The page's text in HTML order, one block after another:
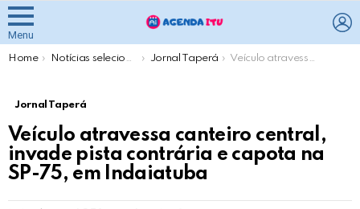
Menu
You are here:
Home Notícias selecionadas pela Agenda Itu Jornal Taperá Veículo atravessa canteiro central, invade pista contrária e capota na SP-75, em Indaiatuba
Jornal Taperá
Veículo atravessa canteiro central,
invade pista contrária e capota na
SP-75, em Indaiatuba